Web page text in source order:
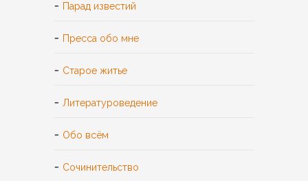
Парад известий
Пресса обо мне
Старое житье
Литературоведение
Обо всём
Сочинительство